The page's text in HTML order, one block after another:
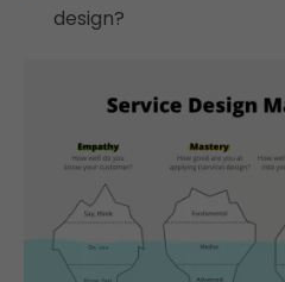
design?